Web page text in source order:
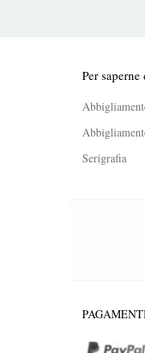
Per
Serigrafia